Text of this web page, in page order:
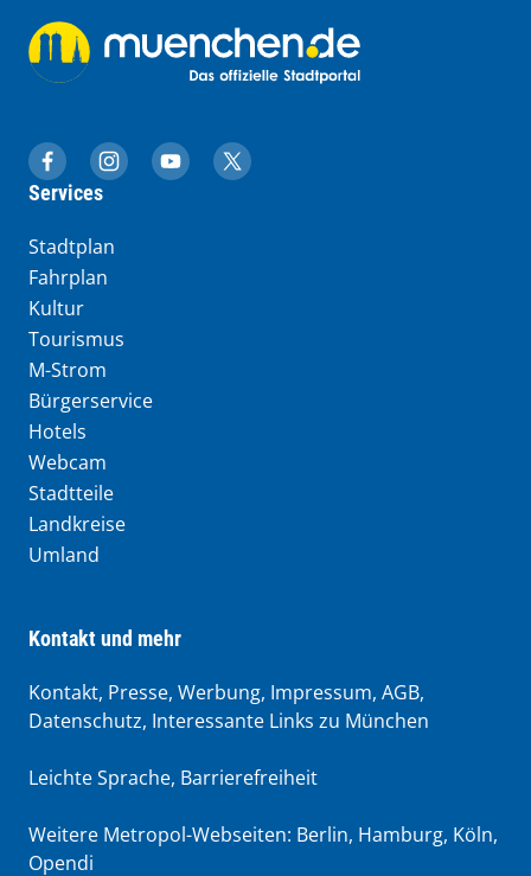
muenchen.de auf Facebook
muenchen.de auf Instagram
muenchen.de auf YouTube
muenchen.de auf X
Services
Stadtplan
Fahrplan
Kultur
Tourismus
M-Strom
Bürgerservice
Hotels
Webcam
Stadtteile
Landkreise
Umland
Kontakt und mehr
Kontakt, Presse, Werbung, Impressum, AGB,
Datenschutz, Interessante Links zu München
Leichte Sprache, Barrierefreiheit
Weitere Metropol-Webseiten: Berlin, Hamburg, Köln,
Opendi